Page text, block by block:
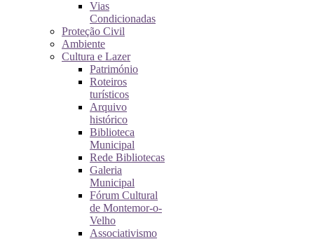
Vias
Condicionadas
Proteção Civil
Ambiente
Cultura e Lazer
Património
Roteiros
turísticos
Arquivo
histórico
Biblioteca
Municipal
Rede Bibliotecas
Galeria
Municipal
Fórum Cultural
de Montemor-o-
Velho
Associativismo